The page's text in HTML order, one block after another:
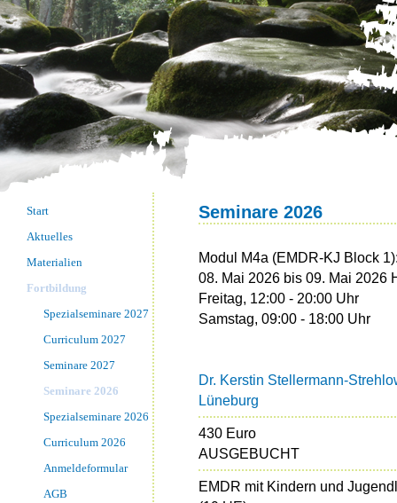
Seminare 2026
Modul M4a (EMDR-KJ Block
08. Mai 2026 bis 09. Mai 2026
Freitag, 12:00 - 20:00 Uhr
Samstag, 09:00 - 18:00 Uhr
Dr. Kerstin Stellermann-
Lüneburg
430 Euro
AUSGEBUCHT
EMDR mit Kindern und
Start
Aktuelles
Materialien
Fortbildung
Spezialseminare 2027
Curriculum 2027
Seminare 2027
Seminare 2026
Spezialseminare 2026
Curriculum 2026
Anmeldeformular
AGB